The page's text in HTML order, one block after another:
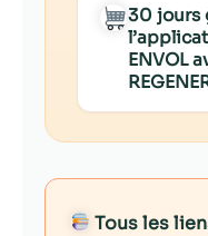
30 jours
ENVOL
Tous les